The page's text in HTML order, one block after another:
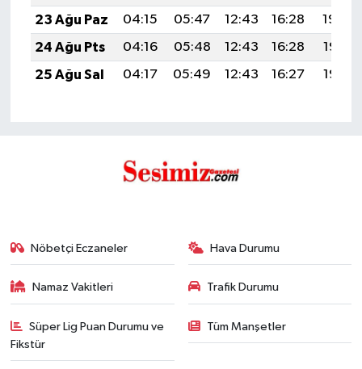
23 Ağu Paz
04:15 05:47 12:43 16:28
19:30
24 Ağu Pts
04:16 05:48 12:43 16:28
19:28
25 Ağu Sal
04:17 05:49 12:43 16:27 19:27
Nöbetçi Eczaneler Hava Durumu
Namaz Vakitleri Trafik Durumu
Süper Lig Puan Durumu ve
Fikstür
Tüm Manşetler